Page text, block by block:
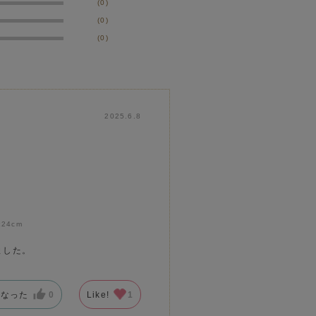
(0)
(0)
(0)
2025.6.8
24cm
た。
った 0 Like! 1